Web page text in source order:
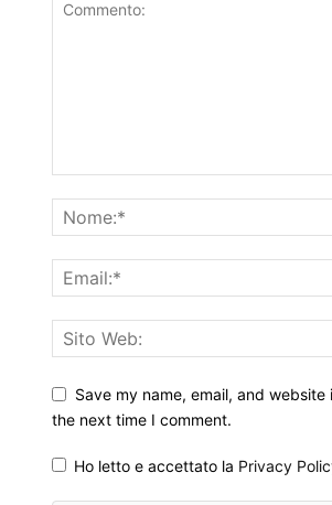
Save my name, email, and
the next time I comment.
Ho letto e accettato la Privacy